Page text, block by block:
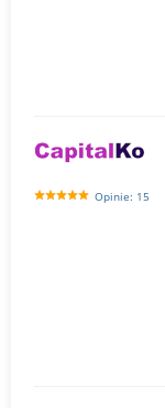
Opinie: 15